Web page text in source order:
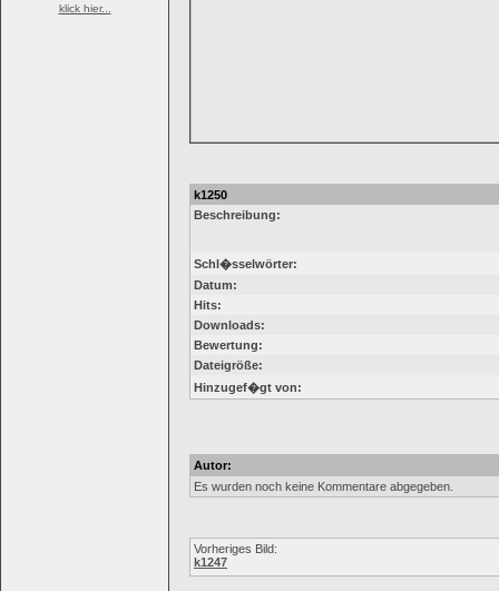
klick hier...
k1250
Beschreibung:
Schl�sselwörter:
Datum:
Hits:
Downloads:
Bewertung:
Dateigröße:
Hinzugef�gt von:
Autor:
Es wurden noch keine Kommentare abgegeben.
Vorheriges Bild:
k1247